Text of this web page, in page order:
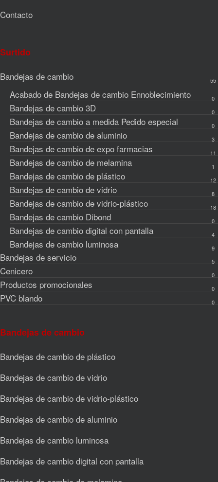
Contacto
Surtido
Bandejas de cambio 55
Acabado de Bandejas de cambio Ennoblecimiento 0
Bandejas de cambio 3D 0
Bandejas de cambio a medida Pedido especial 0
Bandejas de cambio de aluminio 3
Bandejas de cambio de expo farmacias 11
Bandejas de cambio de melamina 1
Bandejas de cambio de plástico 12
Bandejas de cambio de vidrio 8
Bandejas de cambio de vidrio-plástico 18
Bandejas de cambio Dibond 0
Bandejas de cambio digital con pantalla 4
Bandejas de cambio luminosa 9
Bandejas de servicio 5
Cenicero 0
Productos promocionales 0
PVC blando 0
Bandejas de cambio
Bandejas de cambio de plástico
Bandejas de cambio de vidrio
Bandejas de cambio de vidrio-plástico
Bandejas de cambio de aluminio
Bandejas de cambio luminosa
Bandejas de cambio digital con pantalla